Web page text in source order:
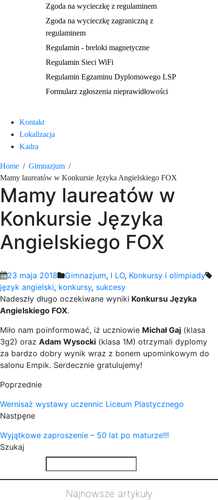
Zgoda na wycieczkę z regulaminem
Zgoda na wycieczkę zagraniczną z
regulaminem
Regulamin - breloki magnetyczne
Regulamin Sieci WiFi
Regulamin Egzaminu Dyplomowego LSP
Formularz zgłoszenia nieprawidłowości
Kontakt
Lokalizacja
Kadra
Home
Gimnazjum
Mamy laureatów w Konkursie Języka Angielskiego FOX
Mamy laureatów w
Konkursie Języka
Angielskiego FOX
23 maja 2018 Gimnazjum, I LO, Konkursy i olimpiady
język angielski, konkursy, sukcesy
Nadeszły długo oczekiwane wyniki Konkursu Języka
Angielskiego FOX.
Miło nam poinformować, iż uczniowie Michał Gaj (klasa
3g2) oraz Adam Wysocki (klasa 1M) otrzymali dyplomy
za bardzo dobry wynik wraz z bonem upominkowym do
salonu Empik. Serdecznie gratulujemy!
Poprzednie
Wernisaż wystawy uczennic Liceum Plastycznego
Nastpęne
Wyjątkowe zaproszenie – 50 lat po maturze!!!
Szukaj
Najnowsze artykuły